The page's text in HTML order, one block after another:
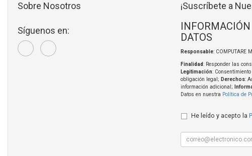
Sobre Nosotros
Síguenos en:
¡Suscríbete a
DATOS
Responsable: COMPUTARE
Finalidad: Responder las
Legitimación:
obligación legal; Derechos:
información adicional;
Datos en nuestra Política de
He leído y acepto la